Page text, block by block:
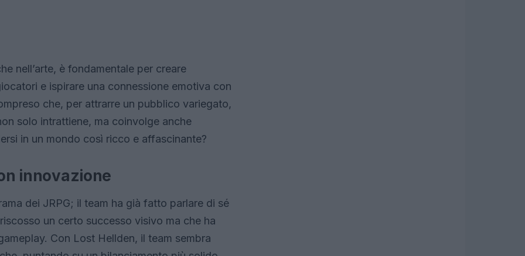
nell’arte, è fondamentale per creare
e ispirare una connessione emotiva con
che, per attrarre un pubblico variegato,
solo intrattiene, ma coinvolge anche
in un mondo così ricco e affascinante?
innovazione
dei JRPG; il team ha già fatto parlare di sé
un certo successo visivo ma che ha
Con Lost Hellden, il team sembra